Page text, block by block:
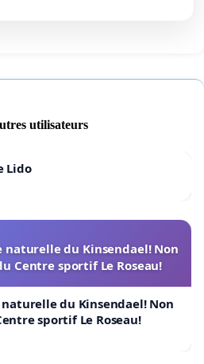
utilisateurs
Lido
naturelle du Kinsendael! Non
Centre sportif Le Roseau!
du Kinsendael! Non
sportif Le Roseau!